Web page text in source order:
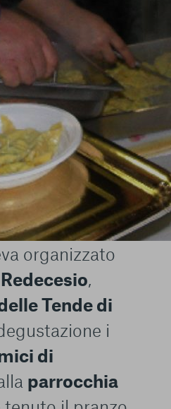
organizzato
Redecesio,
Tende di
i
di
parrocchia